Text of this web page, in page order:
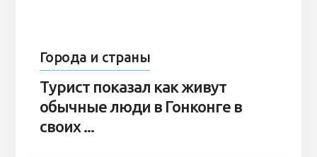
Города и страны
Турист показал как живут
обычные люди в Гонконге в
своих ...